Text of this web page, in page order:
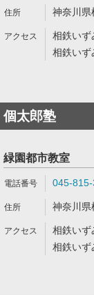
神奈川県
相鉄いず
相鉄いず
個太郎塾
緑園都市教室
045-
神奈川県
相鉄いず
相鉄いず